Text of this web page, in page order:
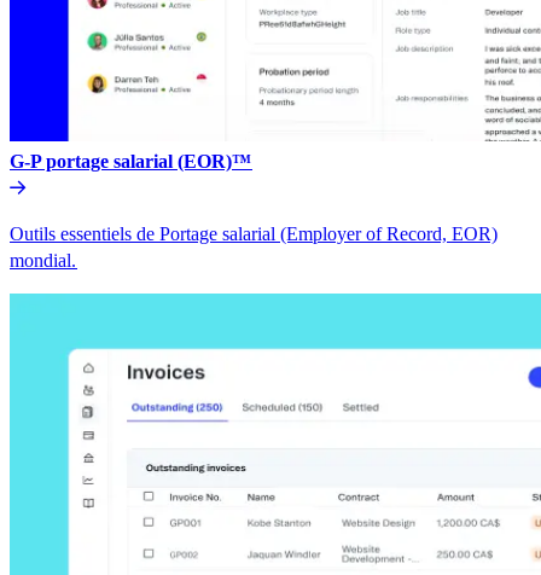
G-P portage salarial (EOR)™​​
Outils essentiels de Portage salarial (Employer of Record, EOR)
mondial.​​